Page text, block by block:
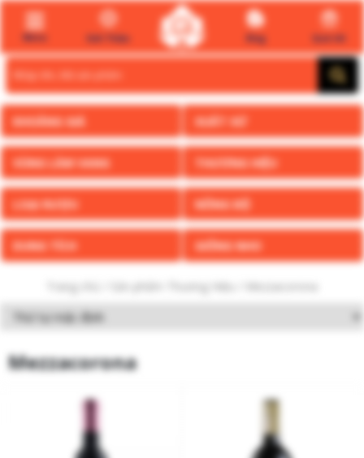
Menu Giới Thiệu Blog Quà tết
Search
for:
KHOẢNG GIÁ XUẤT XỨ
VÙNG LÀM VANG THƯƠNG HIỆU
LOẠI RƯỢU NỒNG ĐỘ
DUNG TÍCH GIỐNG NHO
Trang chủ / Sản phẩm Thương Hiệu / Mezzacorona
Mezzacorona